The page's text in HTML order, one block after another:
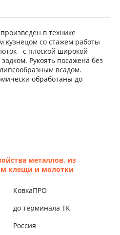
в технике
кузнецом со стажем работы
- с плоской широкой
Рукоять посажена без
всадом.
обработаны до
металлов, из
клещи и молотки
КовкаПРО
до терминала ТК
Россия